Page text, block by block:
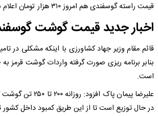
قیمت راسته گوسفندی هم امروز ۳۱۰ هزار تومان اعلام شده است.
اخبار جدید قیمت گوشت گوسفندی
قائم مقام وزیر جهاد کشاورزی با اینکه مشکلی در
بنابر برنامه ریزی صورت گرفته واردات گوشت قرمز
است.
علیرضا پیمان پاک
در حال توزیع است تا از این طریق کمبود داخل